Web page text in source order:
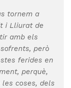
tornem a
i Lliurat de
amb els
però
ferides en
perquè,
coses, dels